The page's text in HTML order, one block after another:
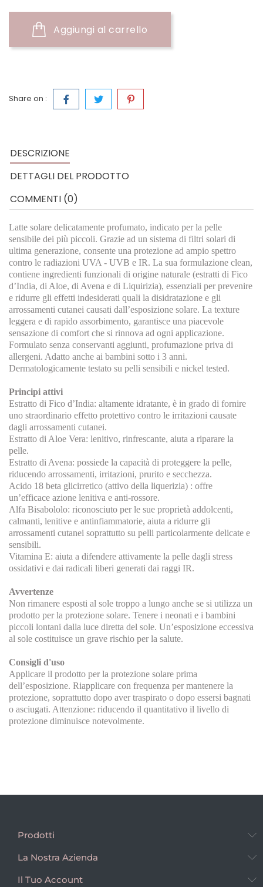
Aggiungi al carrello
Share on :
DESCRIZIONE
DETTAGLI DEL PRODOTTO
COMMENTI (0)
Latte solare delicatamente profumato, indicato per la pelle
sensibile dei più piccoli. Grazie ad un sistema di filtri solari di
ultima generazione, consente una protezione ad ampio spettro
contro le radiazioni UVA - UVB e IR. La sua formulazione clean,
contiene ingredienti funzionali di origine naturale (estratti di Fico
d’India, di Aloe, di Avena e di Liquirizia), essenziali per prevenire
e ridurre gli effetti indesiderati quali la disidratazione e gli
arrossamenti cutanei causati dall’esposizione solare. La texture
leggera e di rapido assorbimento, garantisce una piacevole
sensazione di comfort che si rinnova ad ogni applicazione.
Formulato senza conservanti aggiunti, profumazione priva di
allergeni. Adatto anche ai bambini sotto i 3 anni.
Dermatologicamente testato su pelli sensibili e nickel tested.
Principi attivi
Estratto di Fico d’India: altamente idratante, è in grado di fornire
uno straordinario effetto protettivo contro le irritazioni causate
dagli arrossamenti cutanei.
Estratto di Aloe Vera: lenitivo, rinfrescante, aiuta a riparare la
pelle.
Estratto di Avena: possiede la capacità di proteggere la pelle,
riducendo arrossamenti, irritazioni, prurito e secchezza.
Acido 18 beta glicirretico (attivo della liquerizia) : offre
un’efficace azione lenitiva e anti-rossore.
Alfa Bisabololo: riconosciuto per le sue proprietà addolcenti,
calmanti, lenitive e antinfiammatorie, aiuta a ridurre gli
arrossamenti cutanei soprattutto su pelli particolarmente delicate e
sensibili.
Vitamina E: aiuta a difendere attivamente la pelle dagli stress
ossidativi e dai radicali liberi generati dai raggi IR.
Avvertenze
Non rimanere esposti al sole troppo a lungo anche se si utilizza un
prodotto per la protezione solare. Tenere i neonati e i bambini
piccoli lontani dalla luce diretta del sole. Un’esposizione eccessiva
al sole costituisce un grave rischio per la salute.
Consigli d'uso
Applicare il prodotto per la protezione solare prima
dell’esposizione. Riapplicare con frequenza per mantenere la
protezione, soprattutto dopo aver traspirato o dopo essersi bagnati
o asciugati. Attenzione: riducendo il quantitativo il livello di
protezione diminuisce notevolmente.
Prodotti
La Nostra Azienda
Il Tuo Account